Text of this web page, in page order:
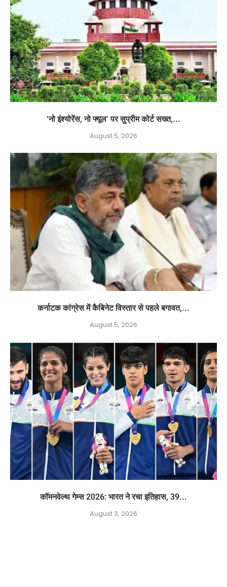
‘नो इंश्योरेंस, नो फ्यूल’ पर सुप्रीम कोर्ट सख्त,...
August 5, 2026
कर्नाटक कांग्रेस में कैबिनेट विस्तार से पहले बगावत,...
August 5, 2026
कॉमनवेल्थ गेम्स 2026: भारत ने रचा इतिहास, 39...
August 3, 2026